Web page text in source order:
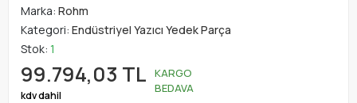
Marka: Rohm
Kategori: Endüstriyel Yazıcı Yedek Parça
Stok: 1
99.794,03 TL
kdv dahil
KARGO
BEDAVA